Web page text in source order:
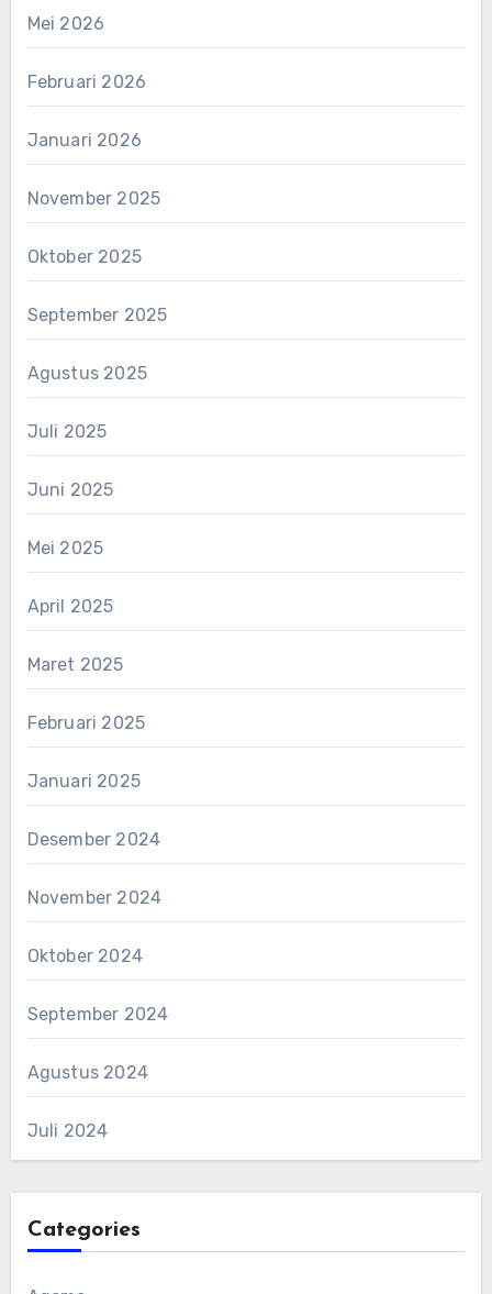
Mei 2026
Februari 2026
Januari 2026
November 2025
Oktober 2025
September 2025
Agustus 2025
Juli 2025
Juni 2025
Mei 2025
April 2025
Maret 2025
Februari 2025
Januari 2025
Desember 2024
November 2024
Oktober 2024
September 2024
Agustus 2024
Juli 2024
Categories